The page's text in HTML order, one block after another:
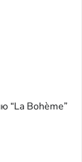
“La Bohème”